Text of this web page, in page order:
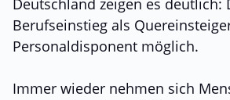
Deutschland zeigen es deutlich:
Berufseinstieg als
Personaldisponent möglich.
Immer wieder nehmen sich